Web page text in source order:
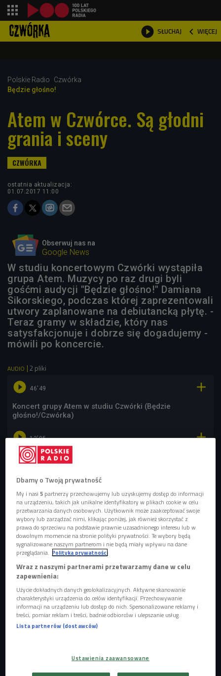
 SŁUCHAJ  WIĘCEJ

Polskie Radio
Czwórka
Będzie głośno!
Atem w Czwórce. Są głodni
grania i sceny
ostatnia aktualizacja:
01.07.2017 11:00
Obserwuj nas na
Google News
W studiu koncertowym Czwórki wystąpiła
grupa Atem. Muzycy po raz drugi byli
gośćmi audycji "Będzie głośno!" Damiana
Sikorskiego, podczas której zaprezentowali
utwory zaplanowane na debiutancką płytę. -
Teraz gramy w składzie, który nas
satysfakcjonuje i dobrze się dogadujemy -
mówili po koncercie.
AUDIO 2 pliki
 46'49 
Koncert grupy Atem w studiu Czwórki (Będzie
głośno!/Czwórka)
 12'05 
Atem o koncercie w Czwórce i planach na przyszłość
(Będzie głośno!/Czwórka)
Toruńska formacja Atem podczas koncertu w studiu Czwórki w 2017
roku
Foto: Czwórka
Dbamy o Twoją prywatność
My i nasi5 partnerzy przechowujemy lub uzyskujemy dostęp do informacji
na urządzeniu, takich jak unikalne identyfikatory w plikach cookie w celu
przetwarzania danych osobowych. Użytkownik może zaakceptować swoje
wybory lub zarządzać nimi, klikając poniżej, jak również skorzystać z
prawa do sprzeciwu na podstawie prawnie uzasadnionego interesu lub w
dowolnym momencie na stronie polityki prywatności. Te wybory będą
sygnalizowane naszym partnerom i nie będą miały wpływu na dane
przeglądania. Polityka prywatności
Wraz z naszymi partnerami przetwarzamy dane w celu
zapewnienia:
Użycie dokładnych danych geolokalizacyjnych. Aktywne skanowanie
charakterystyki urządzenia do celów identyfikacji. Przechowywanie
informacji na urządzeniu lub dostęp do nich. Spersonalizowane reklamy i
treści, pomiar reklam i treści, badnie odbiorców i ulepszanie usług.
Lista partnerów (dostawców)
Ustawienia zaawansowane